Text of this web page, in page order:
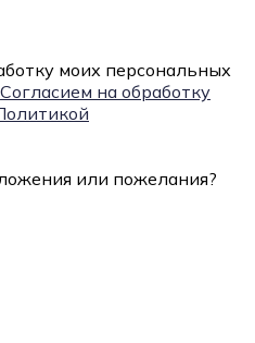
моих персональных
Согласием на обработку
или пожелания?